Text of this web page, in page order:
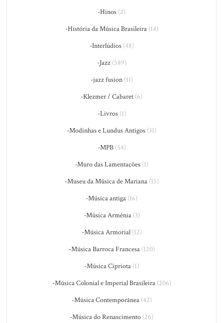
-Hinos (2)
-História da Música Brasileira(14)
-Interlúdios(48)
-Jazz(589)
-jazz fusion(11)
-Klezmer / Cabaret (6)
-Livros(1)
-Modinhas e Lundus Antigos (31)
-MPB(54)
-Muro das Lamentações (1)
-Museu da Música de Mariana(15)
-Música antiga (16)
-Música Armênia(3)
-Música Armorial(12)
-Música Barroca Francesa(120)
-Música Cipriota (1)
-Música Colonial e Imperial Brasileira(206)
-Música Contemporânea(42)
-Música do Renascimento (26)